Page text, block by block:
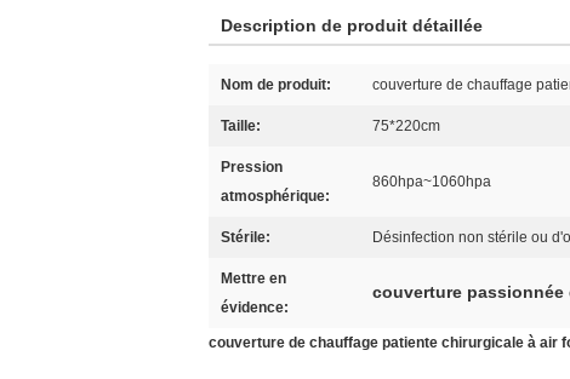
Description de produit détaillée
Nom de produit: couverture de chauffage
Taille: 75*220cm
Pression
atmosphérique:
860hpa~1060hpa
Stérile: Désinfection non stérile ou
Mettre en
évidence:
couverture passionnée
couverture de chauffage patiente chirurgicale à air